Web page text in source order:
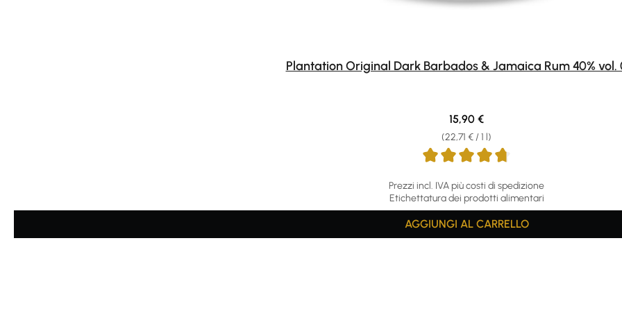
Plantation Original Dark Barbados & Jamaica Rum 40% vol.
Prezzi incl. IVA più costi di spedizione
Etichettatura dei prodotti alimentari
(22,71 € / 1 l)
Regular price:
15,90 €
AGGIUNGI AL CARRELLO